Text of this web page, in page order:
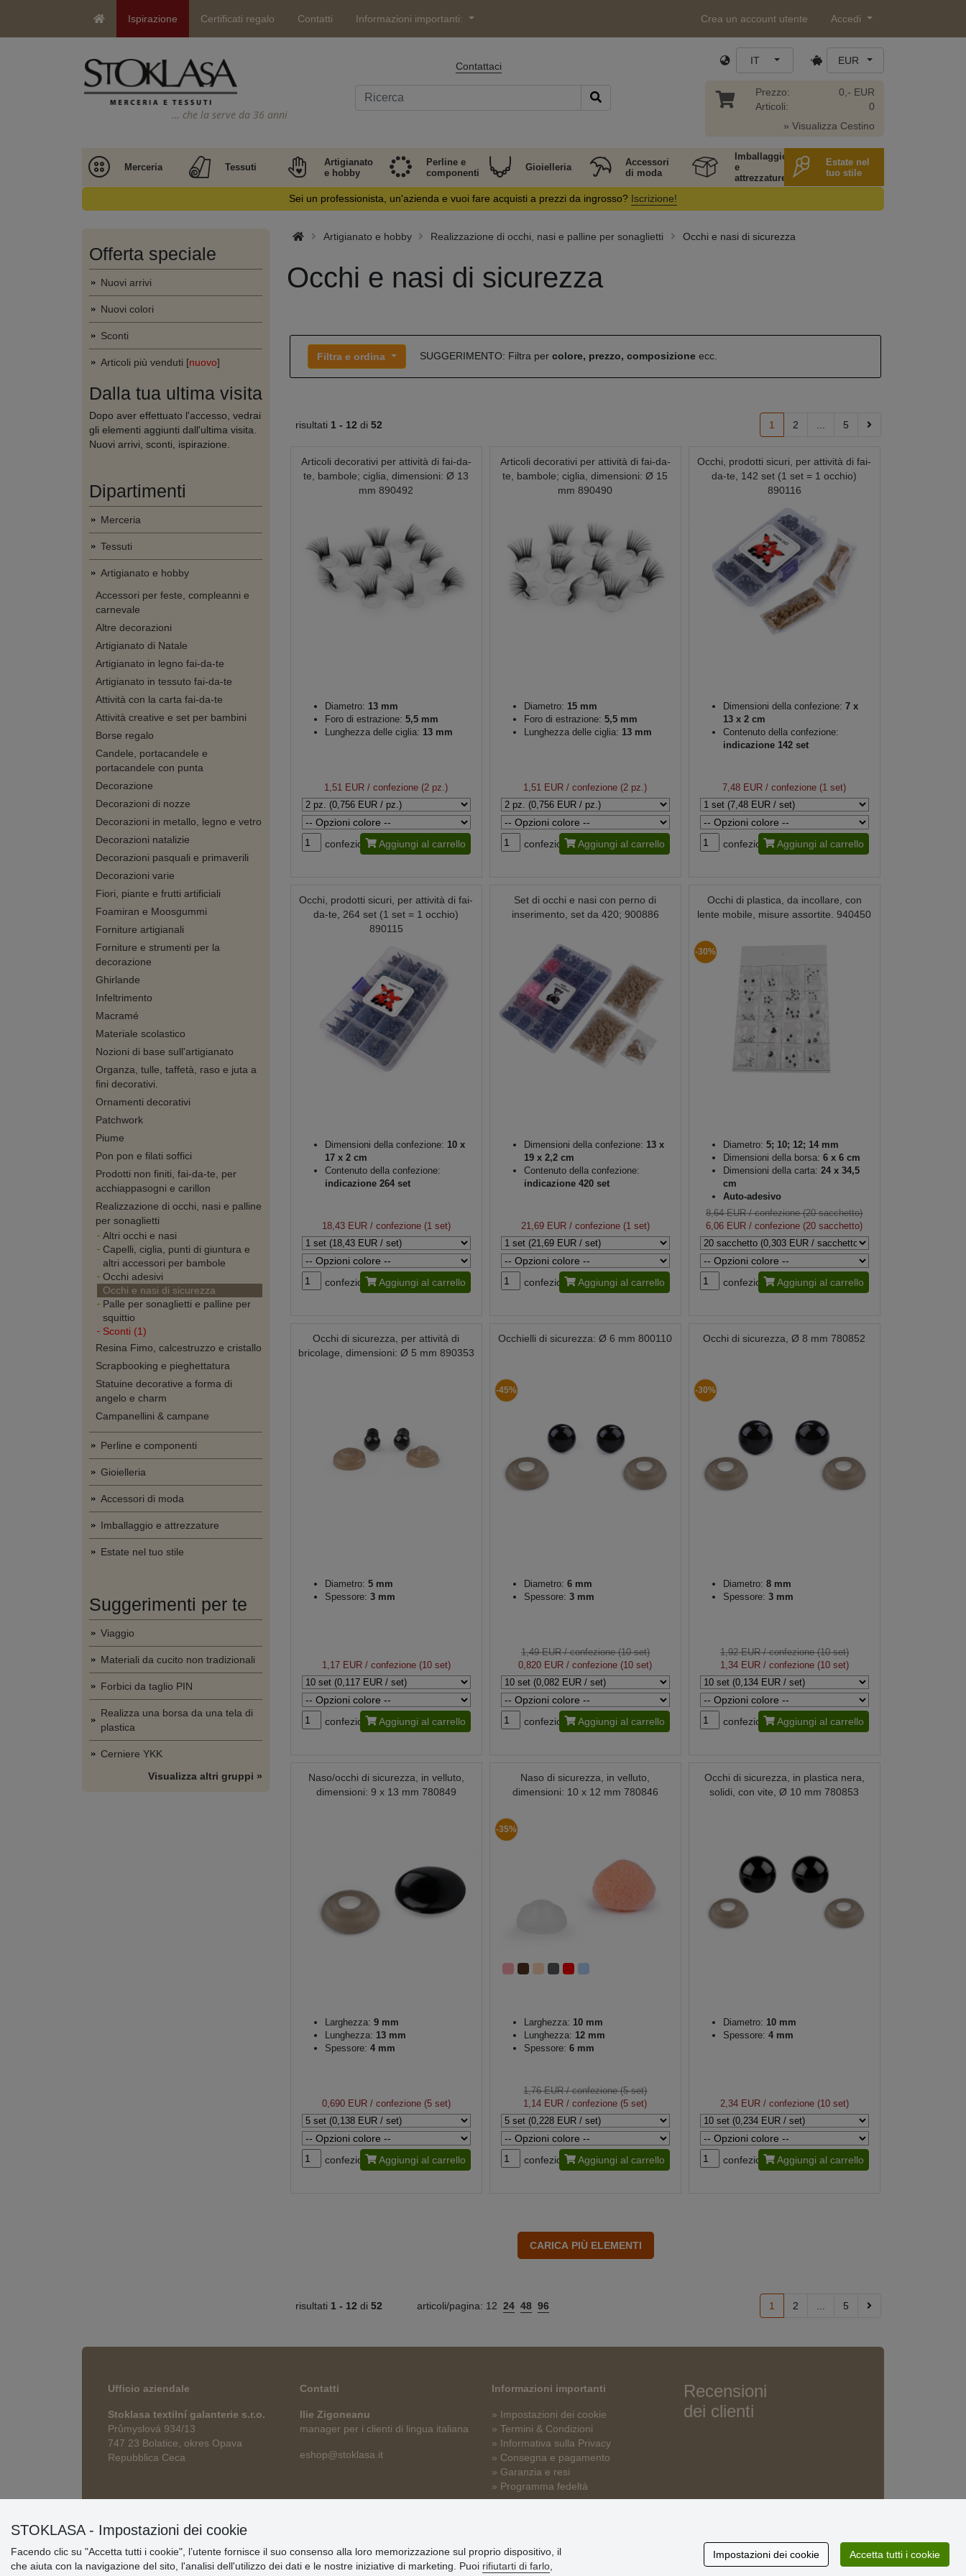
Ispirazione Certificati regalo Contatti Informazioni importanti: Crea un account utente Accedi
… che la serve da 36 anni
Contattaci IT EUR
Prezzo:
Articoli:
0,- EUR
0
» Visualizza Cestino
Merceria Tessuti
Artigianato
e hobby
Perline e
componenti
Gioielleria
Accessori
di moda
Imballaggio
e
attrezzature
Estate nel
tuo stile
Sei un professionista, un'azienda e vuoi fare acquisti a prezzi da ingrosso? Iscrizione!
Offerta speciale
Nuovi arrivi
Nuovi colori
Sconti
Articoli più venduti [nuovo]
Dalla tua ultima visita
Dopo aver effettuato l'accesso, vedrai
gli elementi aggiunti dall'ultima visita.
Nuovi arrivi, sconti, ispirazione.
Dipartimenti
Merceria
Tessuti
Artigianato e hobby
Accessori per feste, compleanni e
carnevale
Altre decorazioni
Artigianato di Natale
Artigianato in legno fai-da-te
Artigianato in tessuto fai-da-te
Attività con la carta fai-da-te
Attività creative e set per bambini
Borse regalo
Candele, portacandele e
portacandele con punta
Decorazione
Decorazioni di nozze
Decorazioni in metallo, legno e vetro
Decorazioni natalizie
Decorazioni pasquali e primaverili
Decorazioni varie
Fiori, piante e frutti artificiali
Foamiran e Moosgummi
Forniture artigianali
Forniture e strumenti per la
decorazione
Ghirlande
Infeltrimento
Macramé
Materiale scolastico
Nozioni di base sull'artigianato
Organza, tulle, taffetà, raso e juta a
fini decorativi.
Ornamenti decorativi
Patchwork
Piume
Pon pon e filati soffici
Prodotti non finiti, fai-da-te, per
acchiappasogni e carillon
Realizzazione di occhi, nasi e palline
per sonaglietti
Altri occhi e nasi
Capelli, ciglia, punti di giuntura e
altri accessori per bambole
Occhi adesivi
Occhi e nasi di sicurezza
Palle per sonaglietti e palline per
squittio
Sconti (1)
Resina Fimo, calcestruzzo e cristallo
Scrapbooking e pieghettatura
Statuine decorative a forma di
angelo e charm
Campanellini & campane
Perline e componenti
Gioielleria
Accessori di moda
Imballaggio e attrezzature
Estate nel tuo stile
Suggerimenti per te
Viaggio
Materiali da cucito non tradizionali
Forbici da taglio PIN
Realizza una borsa da una tela di
plastica
Cerniere YKK
Visualizza altri gruppi »
Artigianato e hobby Realizzazione di occhi, nasi e palline per sonaglietti Occhi e nasi di sicurezza
Occhi e nasi di sicurezza
Filtra e ordina SUGGERIMENTO: Filtra per colore, prezzo, composizioneecc.
risultati 1 - 12 di 52 1 2 5
Articoli decorativi per attività di fai-da-
te, bambole; ciglia, dimensioni: Ø 13
mm 890492
Diametro: 13 mm
Foro di estrazione: 5,5 mm
Lunghezza delle ciglia: 13 mm
1,51 EUR / confezione (2 pz.)
confezione Aggiungi al carrello
Articoli decorativi per attività di fai-da-
te, bambole; ciglia, dimensioni: Ø 15
mm 890490
Diametro: 15 mm
Foro di estrazione: 5,5 mm
Lunghezza delle ciglia: 13 mm
1,51 EUR / confezione (2 pz.)
confezione Aggiungi al carrello
Occhi, prodotti sicuri, per attività di fai-
da-te, 142 set (1 set = 1 occhio)
890116
Dimensioni della confezione: 7 x
13 x 2 cm
Contenuto della confezione:
indicazione 142 set
7,48 EUR / confezione (1 set)
confezione Aggiungi al carrello
Occhi, prodotti sicuri, per attività di fai-
da-te, 264 set (1 set = 1 occhio)
890115
Dimensioni della confezione: 10 x
17 x 2 cm
Contenuto della confezione:
indicazione 264 set
18,43 EUR/ confezione (1 set)
confezione Aggiungi al carrello
Set di occhi e nasi con perno di
inserimento, set da 420; 900886
Dimensioni della confezione: 13 x
19 x 2,2 cm
Contenuto della confezione:
indicazione 420 set
21,69 EUR/ confezione (1 set)
confezione Aggiungi al carrello
Occhi di plastica, da incollare, con
lente mobile, misure assortite. 940450
-30%
Diametro: 5; 10; 12; 14 mm
Dimensioni della borsa: 6 x 6 cm
Dimensioni della carta: 24 x 34,5
cm
Auto-adesivo
8,64 EUR/ confezione (20 sacchetto)
6,06 EUR / confezione (20 sacchetto)
confezione Aggiungi al carrello
Occhi di sicurezza, per attività di
bricolage, dimensioni: Ø 5 mm 890353
Diametro: 5 mm
Spessore: 3 mm
1,17 EUR/ confezione (10 set)
confezione Aggiungi al carrello
Occhielli di sicurezza: Ø 6 mm 800110
-45%
Diametro: 6 mm
Spessore: 3 mm
1,49 EUR/ confezione (10 set)
0,820 EUR / confezione (10 set)
confezione Aggiungi al carrello
Occhi di sicurezza, Ø 8 mm 780852
-30%
Diametro: 8 mm
Spessore: 3 mm
1,92 EUR/ confezione (10 set)
1,34 EUR/ confezione (10 set)
confezione Aggiungi al carrello
Naso/occhi di sicurezza, in velluto,
dimensioni: 9 x 13 mm 780849
Larghezza: 9 mm
Lunghezza: 13 mm
Spessore: 4 mm
0,690 EUR/ confezione (5 set)
confezione Aggiungi al carrello
Naso di sicurezza, in velluto,
dimensioni: 10 x 12 mm 780846
-35%
Larghezza: 10 mm
Lunghezza: 12 mm
Spessore: 6 mm
1,76 EUR/ confezione (5 set)
1,14 EUR / confezione (5 set)
confezione Aggiungi al carrello
Occhi di sicurezza, in plastica nera,
solidi, con vite, Ø 10 mm 780853
Diametro: 10 mm
Spessore: 4 mm
2,34 EUR/ confezione (10 set)
confezione Aggiungi al carrello
risultati 1 - 12 di 52 articoli/pagina: 12 24 48 96 1 2 5
Ufficio aziendale
Stoklasa textilní galanterie s.r.o.
Průmyslová 934/13
747 23 Bolatice, okres Opava
Repubblica Ceca
Contatti
Ilie Zigoneanu
manager per i clienti di lingua italiana
eshop@stoklasa.it
Informazioni importanti
» Impostazioni dei cookie
» Termini & Condizioni
» Informativa sulla Privacy
» Consegna e pagamento
» Garanzia e resi
» Programma fedeltà
Recensioni
dei clienti
STOKLASA - Impostazioni dei cookie
Facendo clic su "Accetta tutti i cookie", l’utente fornisce il suo consenso alla loro memorizzazione sul proprio dispositivo, il
che aiuta con la navigazione del sito, l'analisi dell'utilizzo dei dati e le nostre iniziative di marketing. Puoi rifiutarti di farlo
Impostazioni dei cookie Accetta tutti i cookie